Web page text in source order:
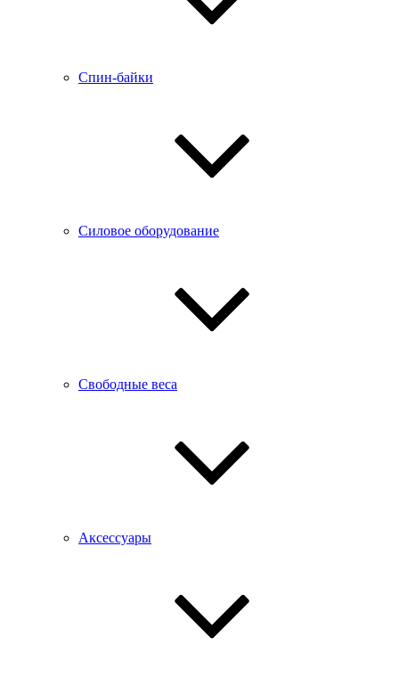
Спин-байки
Силовое оборудование
Свободные веса
Аксессуары